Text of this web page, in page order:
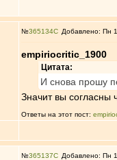
№365134 Добавлено: Пн
empiriocritic_1900
Цитата:
И снова прошу
Значит вы согласны
Ответы на этот пост:
№365137 Добавлено: Пн